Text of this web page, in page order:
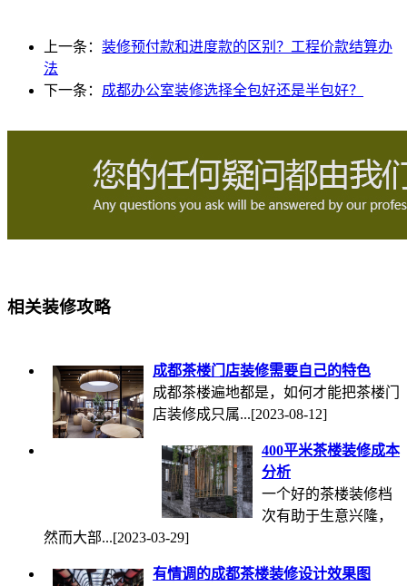
上一条： 装修预付款和进度款的区别？工程价款结算办
法
下一条： 成都办公室装修选择全包好还是半包好？
相关装修攻略
成都茶楼门店装修需要自己的特色
成都茶楼遍地都是，如何才能把茶楼门
店装修成只属...[2023-08-12]
400平米茶楼装修成本
分析
一个好的茶楼装修档
次有助于生意兴隆，
然而大部...[2023-03-29]
有情调的成都茶楼装修设计效果图